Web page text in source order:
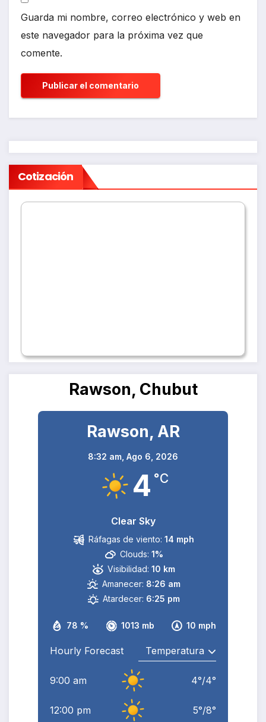
Guarda mi nombre, correo electrónico y web en
este navegador para la próxima vez que
comente.
Cotización
Rawson, Chubut
Rawson, AR
8:32 am, Ago 6, 2026
4 °C
Clear Sky
78 % 1013 mb 10 mph
Ráfagas de viento: 14 mph
Clouds: 1%
Visibilidad: 10 km
Amanecer: 8:26 am
Atardecer: 6:25 pm
Hourly Forecast
9:00 am 4°/4°
12:00 pm 5°/8°